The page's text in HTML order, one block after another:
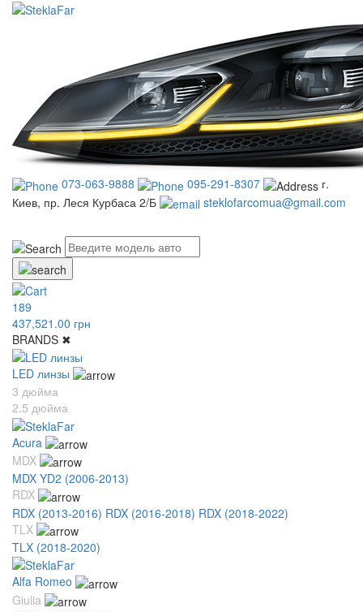
073-063-9888 095-291-8307
г.
Киев, пр. Леся Курбаса 2/Б
steklofarcomua@gmail.com
189
437,521.00 грн
BRANDS ✖
LED линзы
3 дюйма
2.5 дюйма
Acura
MDX
MDX YD2 (2006-2013)
RDX
RDX (2013-2016) RDX (2016-2018) RDX (2018-2022)
TLX
TLX (2018-2020)
Alfa Romeo
Giulia